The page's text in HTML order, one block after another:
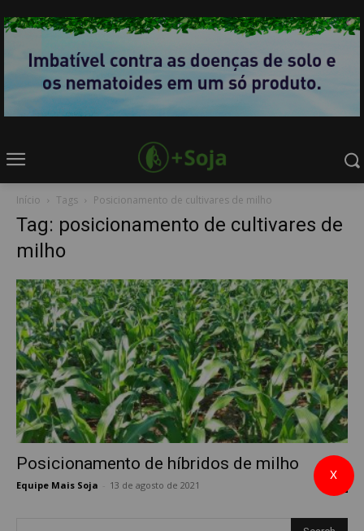
Início Tags Posicionamento de cultivares de milho
Tag: posicionamento de cultivares de
milho
Posicionamento de híbridos de milho
Equipe Mais Soja 13 de agosto de 2021
X